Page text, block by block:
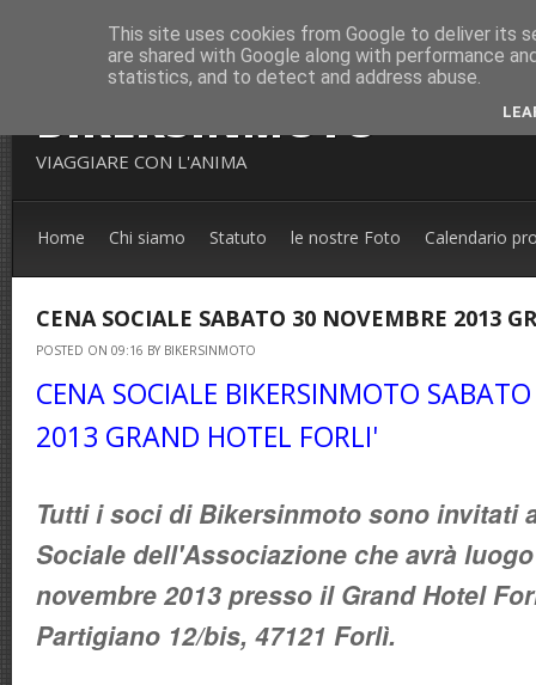
BIKERSINMOTO
VIAGGIARE CON L'ANIMA
Home Chi siamo Statuto le nostre Foto Calendario
CENA SOCIALE SABATO 30 NOVEMBRE 2013
POSTED ON 09:16 BY BIKERSINMOTO
CENA SOCIALE BIKERSINMOTO
2013 GRAND HOTEL FORLI'
Tutti i soci di Bikersinmoto sono invitati
Sociale dell'Associazione che avrà
novembre 2013 presso il Grand Hotel
Partigiano 12/bis, 47121 Forlì.
This site uses cookies from Google to deliver its
are shared with Google along with performance
statistics, and to detect and address abuse.